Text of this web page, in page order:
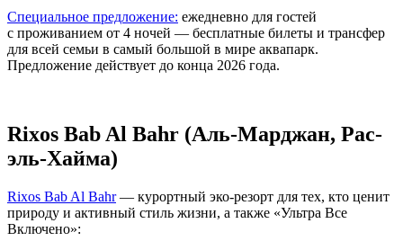
Специальное предложение: ежедневно для гостей
с проживанием от 4 ночей — бесплатные билеты и трансфер
для всей семьи в самый большой в мире аквапарк.
Предложение действует до конца 2026 года.
Rixos Bab Al Bahr (Аль-Марджан, Рас-
эль-Хайма)
Rixos Bab Al Bahr— курортный эко-резорт для тех, кто ценит
природу и активный стиль жизни, а также «Ультра Все
Включено»: